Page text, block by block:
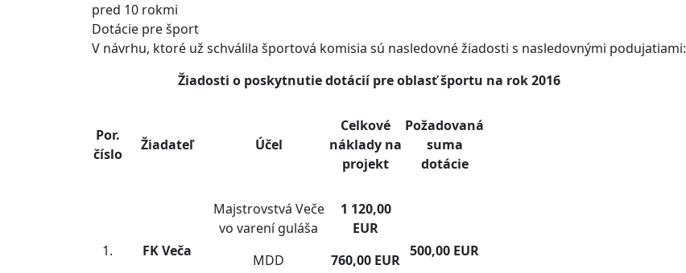
pred 10 rokmi
Dotácie pre šport
V návrhu, ktoré už schválila športová komisia sú nasledovné žiadosti s nasledovnými podujatiami:
Žiadosti o poskytnutie dotácií pre oblasť športu na rok 2016
Por.
číslo
Žiadateľ Účel
Celkové
náklady na
projekt
Požadovaná
suma
dotácie
1. FK Veča
Majstrovstvá Veče
vo varení guláša
1 120,00
EUR
500,00 EUR
MDD
760,00 EUR